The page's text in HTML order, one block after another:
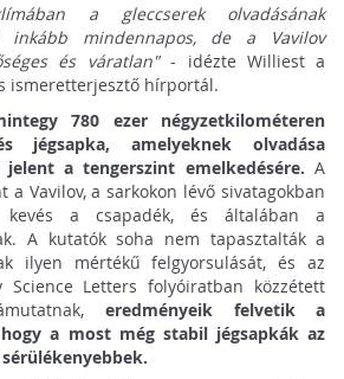
a gleccserek olvadásának
inkább mindennapos, de a Vavilov
és váratlan"- idézte Williest a
ismeretterjesztő hírportál.
780 ezer négyzetkilométeren
jégsapka, amelyeknek olvadása
a tengerszint emelkedésére. A
a Vavilov, a sarkokon lévő sivatagokban
a csapadék, és általában a
A kutatók soha nem tapasztalták a
ilyen mértékű felgyorsulását, és az
Science Letters folyóiratban közzétett
eredményeik felvetik a
a most még stabil jégsapkák az